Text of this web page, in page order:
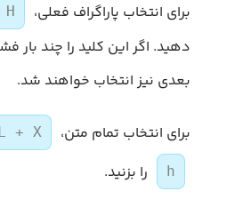
برای انتخاب پاراگراف فعلی، H
دهید. اگر این کلید را چند بار
بعدی نیز انتخاب خواهند شد.
برای انتخاب تمام متن، + X
h را بزنید.